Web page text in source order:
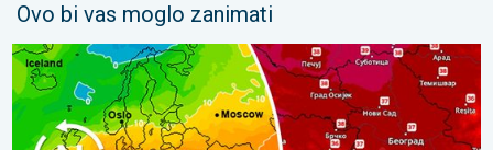
Ovo bi vas moglo zanimati
Vrućine, od ponedeljka lokalno oko 40°C. Suvi i sunčani dani. .